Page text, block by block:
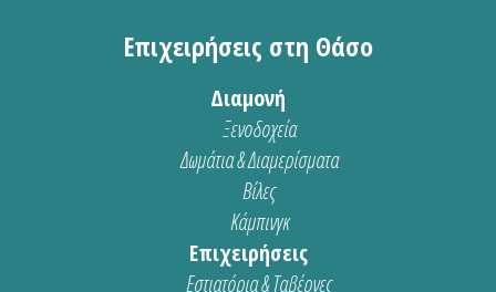
Επιχειρήσεις στη Θάσο
Διαμονή
Ξενοδοχεία
Δωμάτια & Διαμερίσματα
Βίλες
Κάμπινγκ
Επιχειρήσεις
Εστιατόρια & Ταβέρνες